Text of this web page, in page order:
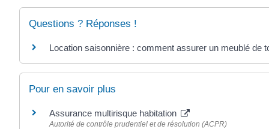
Questions ? Réponses !
Location saisonnière : comment assurer un meublé de
Pour en savoir plus
Assurance multirisque habitation
Autorité de contrôle prudentiel et de résolution (ACPR)